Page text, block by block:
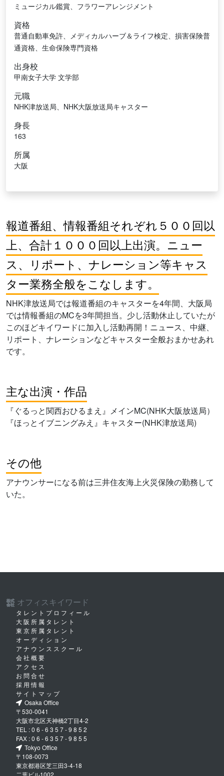
ミュージカル鑑賞、フラワーアレンジメント
資格
普通自動車免許、メディカルハーブ＆ライフ検定、損害保険普
通資格、生命保険専門資格
出身校
甲南女子大学 文学部
元職
NHK津放送局、NHK大阪放送局キャスター
身長
163
所属
大阪
報道番組、情報番組それぞれ５００回以
上、合計１０００回以上出演。ニュー
ス、リポート、ナレーション等キャス
ター業務全般をこなします。
NHK津放送局では報道番組のキャスターを4年間、大阪局
では情報番組のMCを3年間担当。少し活動休止していたが
このほどキイワードに加入し活動再開！ニュース、中継、
リポート、ナレーションなどキャスター全般おまかせあれ
です。
主な出演・作品
『ぐるっと関西おひるまえ』メインMC(NHK大阪放送局）
『ほっとイブニングみえ』キャスター(NHK津放送局)
その他
アナウンサーになる前は三井住友海上火災保険の勤務して
いた。
株式
会社 オフィスキイワード
タレントプロフィール
大阪所属タレント
東京所属タレント
オーディション
アナウンススクール
会社概要
アクセス
お問合せ
採用情報
サイトマップ
Osaka Office
〒530-0041
大阪市北区天神橋2丁目4-2
TEL :06-6357-9852
FAX :06-6357-9855
Tokyo Office
〒108-0073
東京都港区芝三田3-4-18